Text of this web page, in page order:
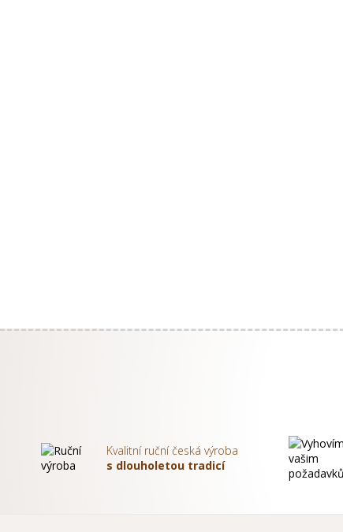
Kvalitní ruční česká výroba
s dlouholetou tradicí